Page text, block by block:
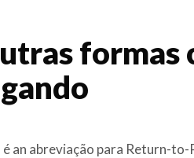
formas
é an abreviação para Return-to-